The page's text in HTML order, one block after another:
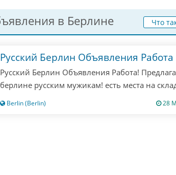
в Берлине Что
Русский Берлин Объявления Работа
Русский Берлин Объявления Работа!
берлине русским мужикам! есть места на
одни русские! Пишите мне все расскажу! если
Berlin (Berlin) 28